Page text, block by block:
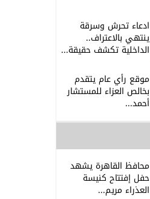
ادعاء تحرش وسرقة
ينتهي بالاعتراف..
الداخلية تكشف حقيقة...
موقع رأي عام يتقدم
بخالص العزاء للمستشار
أحمد...
محافظ القاهرة يشهد
حفل إفتتاح كنيسة
العذراء مريم...